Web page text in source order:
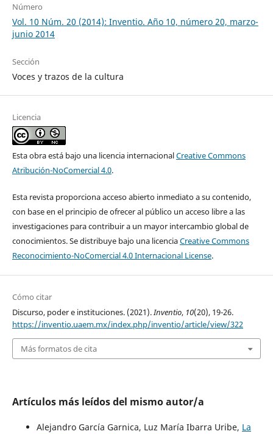
Número
Vol. 10 Núm. 20 (2014): Inventio. Año 10, número 20, marzo-
junio 2014
Sección
Voces y trazos de la cultura
Licencia
Esta obra está bajo una licencia internacionalCreative Commons
Atribución-NoComercial 4.0.
Esta revista proporciona acceso abierto inmediato a su contenido,
con base en el principio de ofrecer al público un acceso libre a las
investigaciones para contribuir a un mayor intercambio global de
conocimientos. Se distribuye bajo una licenciaCreative Commons
Reconocimiento-NoComercial 4.0 Internacional License.
Cómo citar
Discurso, poder e instituciones. (2021).Inventio, 10(20), 19-26.
https://inventio.uaem.mx/index.php/inventio/article/view/322
Más formatos de cita
Artículos más leídos del mismo autor/a
Alejandro García Garnica, Luz María Ibarra Uribe, La